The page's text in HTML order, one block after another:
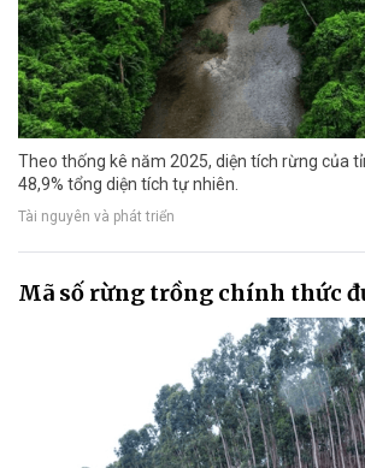
Theo thống kê năm 2025, diện tích rừng của
48,9% tổng diện tích tự nhiên.
Tài nguyên và phát triển
Mã số rừng trồng chính thức